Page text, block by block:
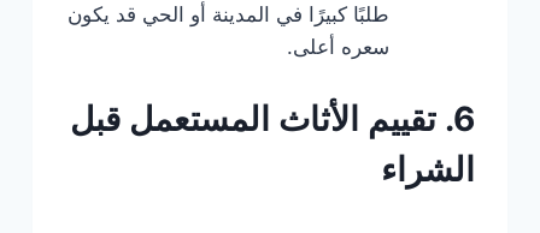
طلبًا كبيرًا في المدينة أو الحي قد يكون
سعره أعلى.
6. تقييم الأثاث المستعمل قبل
الشراء